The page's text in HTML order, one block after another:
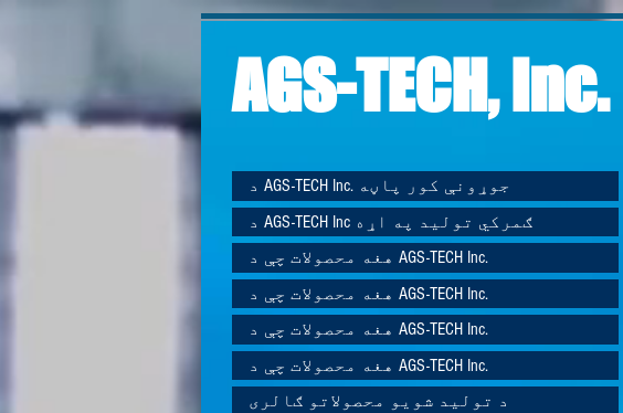
AGS-TECH, Inc.
د AGS-TECH Inc. جوړونې کور پاڼه
د AGS-TECH Inc ګمرکي تولید په اړه
هغه محصولات چې د AGS-TECH Inc.
هغه محصولات چې د AGS-TECH Inc.
هغه محصولات چې د AGS-TECH Inc.
هغه محصولات چې د AGS-TECH Inc.
د تولید شویو محصولاتو ګالری